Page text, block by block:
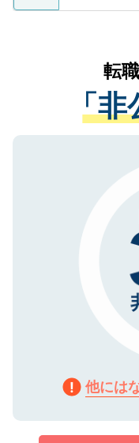
ているすべ
は、個人情
管理基準を
る、プライ
で、機密保
かがいして
経験をまじ
させていた
ない方には
ので、まず
転
「
他には